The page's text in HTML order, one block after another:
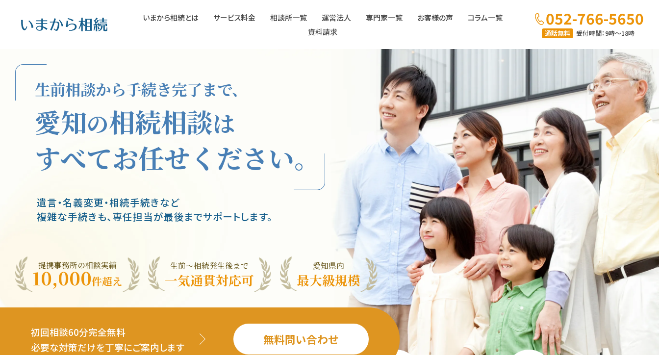
いまから相続とは サービス料金 相談所一覧 運営法人 専門家一覧 お客様の声
コラム一覧
資料請求
052-766-5650
通話無料 受付時間：9時～18時
生前相談から手続き完了まで、
愛知の相続相談は
すべてお任せください。
遺言・名義変更・相続手続きなど
複雑な手続きも、専任担当が最後までサポートします。
提携事務所の相談実績
10,000件超え
生前〜相続発生後まで
一気通貫対応可
愛知県内
最大級規模
初回相談60分完全無料
必要な対策だけを丁寧にご案内します
無料問い合わせ